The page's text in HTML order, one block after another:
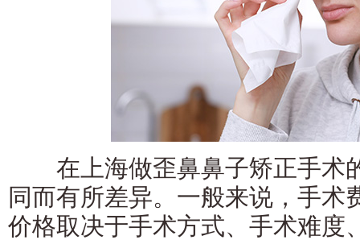
在上海做歪鼻鼻子矫正手术
同而有所差异。一般来说，手术
价格取决于手术方式、手术难度